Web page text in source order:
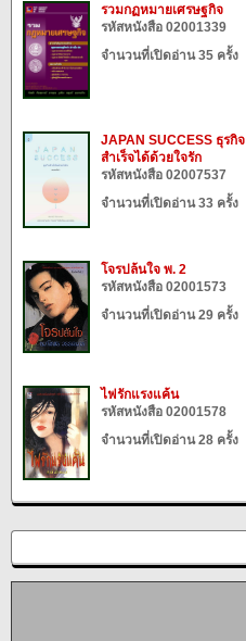
รวมกฏหมายเศรษฐกิจ
รหัสหนังสือ 02001339
จำนวนที่เปิดอ่าน 35 ครั้ง
JAPAN SUCCESS ธุรกิจ
สำเร็จได้ด้วยใจรัก
รหัสหนังสือ 02007537
จำนวนที่เปิดอ่าน 33 ครั้ง
โจรปล้นใจ พ. 2
รหัสหนังสือ 02001573
จำนวนที่เปิดอ่าน 29 ครั้ง
ไฟรักแรงแค้น
รหัสหนังสือ 02001578
จำนวนที่เปิดอ่าน 28 ครั้ง